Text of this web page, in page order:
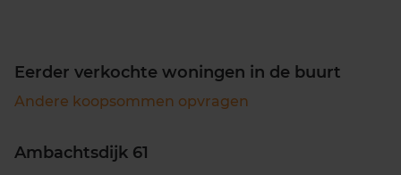
Eerder verkochte woningen in de buurt
Andere koopsommen opvragen
Ambachtsdijk 61